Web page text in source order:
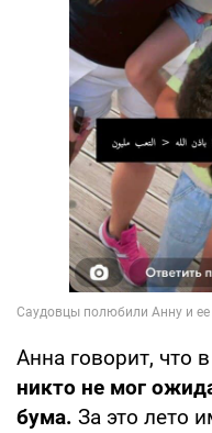
Анна говорит, что
никто не мог
бума. За это лето